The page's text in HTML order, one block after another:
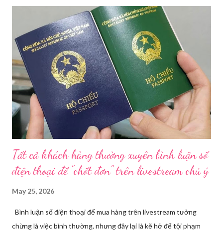
trạng kinh doanh mỹ phẩm thật - giả lẫn lộn. Để chấn chỉnh, Sở Y
tế TP HCM sẽ phối hợp với các sở, ngành và chính quyền địa
phương tăng cường kiểm tra, giám sát. Đợt này, Phòng Nghiệp
vụ Dược sẽ tham mưu Giám đốc Sở Y tế thành lập Tổ công tác
về mỹ phẩm. Cơ quan Cảnh sát điều tra Công an TP HCM vừa
triệt phá đường dây sản xuất, buôn bán mỹ phẩm giả quy mô
lớn, hoạt động tinh vi ngay giữa khu dân cư ở phường Tân Tạo.
Bên cạnh đó, Sở Y tế sẽ công khai danh ...
Tất cả khách hàng thường xuyên bình luận số
điện thoại để "chốt đơn" trên livestream chú ý
May 25, 2026
Bình luận số điện thoại để mua hàng trên livestream tưởng
chừng là việc bình thường, nhưng đây lại là kẽ hở để tội phạm